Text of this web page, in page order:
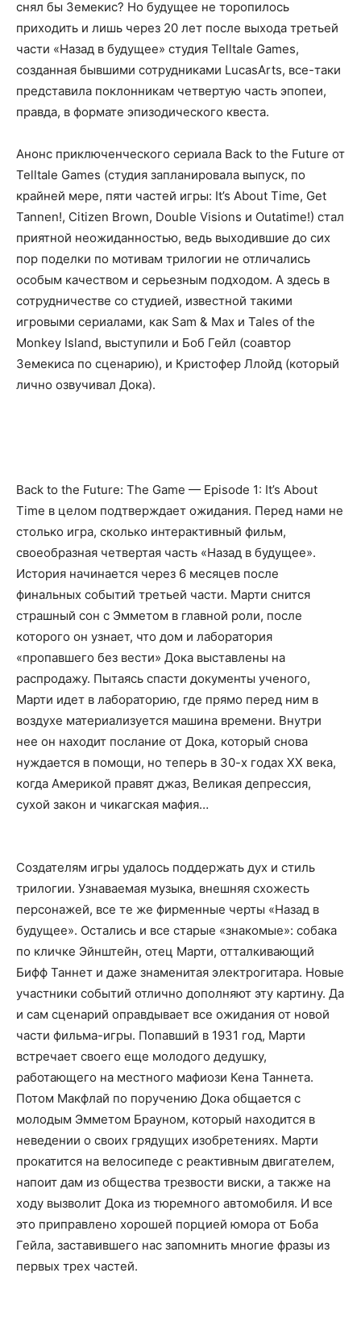
снял бы Земекис? Но будущее не торопилось
приходить и лишь через 20 лет после выхода третьей
части «Назад в будущее» студия Telltale Games,
созданная бывшими сотрудниками LucasArts, все-таки
представила поклонникам четвертую часть эпопеи,
правда, в формате эпизодического квеста.
Анонс приключенческого сериала Back to the Future от
Telltale Games (студия запланировала выпуск, по
крайней мере, пяти частей игры: It’s About Time, Get
Tannen!, Citizen Brown, Double Visions и Outatime!) стал
приятной неожиданностью, ведь выходившие до сих
пор поделки по мотивам трилогии не отличались
особым качеством и серьезным подходом. А здесь в
сотрудничестве со студией, известной такими
игровыми сериалами, как Sam & Max и Tales of the
Monkey Island, выступили и Боб Гейл (соавтор
Земекиса по сценарию), и Кристофер Ллойд (который
лично озвучивал Дока).
Back to the Future: The Game — Episode 1: It’s About
Time в целом подтверждает ожидания. Перед нами не
столько игра, сколько интерактивный фильм,
своеобразная четвертая часть «Назад в будущее».
История начинается через 6 месяцев после
финальных событий третьей части. Марти снится
страшный сон с Эмметом в главной роли, после
которого он узнает, что дом и лаборатория
«пропавшего без вести» Дока выставлены на
распродажу. Пытаясь спасти документы ученого,
Марти идет в лабораторию, где прямо перед ним в
воздухе материализуется машина времени. Внутри
нее он находит послание от Дока, который снова
нуждается в помощи, но теперь в 30-х годах XX века,
когда Америкой правят джаз, Великая депрессия,
сухой закон и чикагская мафия…
Создателям игры удалось поддержать дух и стиль
трилогии. Узнаваемая музыка, внешняя схожесть
персонажей, все те же фирменные черты «Назад в
будущее». Остались и все старые «знакомые»: собака
по кличке Эйнштейн, отец Марти, отталкивающий
Бифф Таннет и даже знаменитая электрогитара. Новые
участники событий отлично дополняют эту картину. Да
и сам сценарий оправдывает все ожидания от новой
части фильма-игры. Попавший в 1931 год, Марти
встречает своего еще молодого дедушку,
работающего на местного мафиози Кена Таннета.
Потом Макфлай по поручению Дока общается с
молодым Эмметом Брауном, который находится в
неведении о своих грядущих изобретениях. Марти
прокатится на велосипеде с реактивным двигателем,
напоит дам из общества трезвости виски, а также на
ходу вызволит Дока из тюремного автомобиля. И все
это приправлено хорошей порцией юмора от Боба
Гейла, заставившего нас запомнить многие фразы из
первых трех частей.